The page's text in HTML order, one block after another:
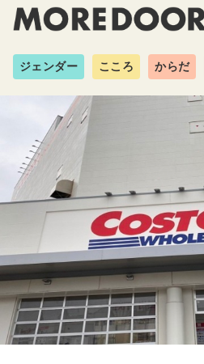
ジェンダー こころ からだ